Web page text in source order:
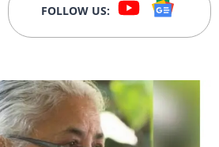
FOLLOW US: